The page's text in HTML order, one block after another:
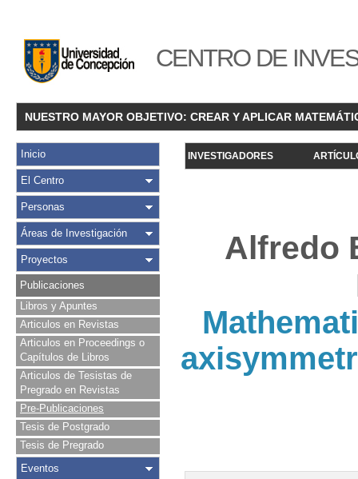
CENTRO DE
NUESTRO MAYOR OBJETIVO: CREAR Y APLICAR
Inicio
El Centro
Personas
Áreas de Investigación
Proyectos
Publicaciones
Libros y Apuntes
Articulos en Revistas
Articulos en Proceedings o
Capítulos de Libros
Articulos de Tesistas de
Pregrado en Revistas
Pre-Publicaciones
Tesis de Postgrado
Tesis de Pregrado
Eventos
INVESTIGADORES
Alfredo